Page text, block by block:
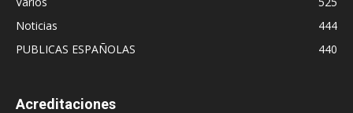
Noticias
444
PUBLICAS ESPAÑOLAS
440
Acreditaciones